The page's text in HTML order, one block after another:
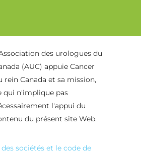
des urologues du
(AUC) appuie Cancer
rein Canada et sa mission,
qui n'implique pas
l'appui du
du présent site Web.
sociétés et le code de